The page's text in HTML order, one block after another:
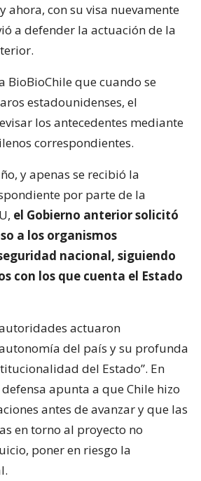
ahora, con su visa nuevamente
a defender la actuación de la
BioBioChile que cuando se
estadounidenses, el
los antecedentes mediante
correspondientes.
y apenas se recibió la
por parte de la
el Gobierno anterior solicitó
a los organismos
nacional, siguiendo
con los que cuenta el Estado
actuaron
del país y su profunda
del Estado”. En
apunta a que Chile hizo
antes de avanzar y que las
en torno al proyecto no
poner en riesgo la